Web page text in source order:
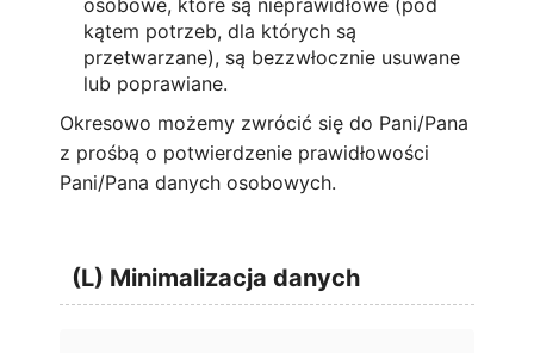
osobowe, które są nieprawidłowe (pod
kątem potrzeb, dla których są
przetwarzane), są bezzwłocznie usuwane
lub poprawiane.
Okresowo możemy zwrócić się do Pani/Pana
z prośbą o potwierdzenie prawidłowości
Pani/Pana danych osobowych.
(L) Minimalizacja danych